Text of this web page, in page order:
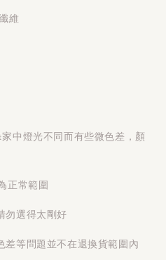
維
中燈光不同而有些微色差，顏
正常範圍
勿選得太剛好
差等問題並不在退換貨範圍內